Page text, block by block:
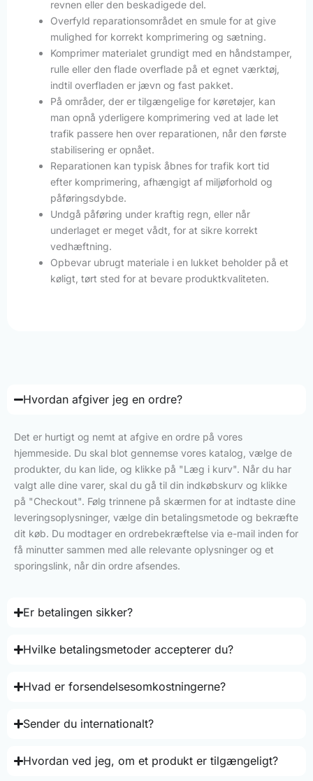
revnen eller den beskadigede del.
Overfyld reparationsområdet en smule for at give
mulighed for korrekt komprimering og sætning.
Komprimer materialet grundigt med en håndstamper,
rulle eller den flade overflade på et egnet værktøj,
indtil overfladen er jævn og fast pakket.
På områder, der er tilgængelige for køretøjer, kan
man opnå yderligere komprimering ved at lade let
trafik passere hen over reparationen, når den første
stabilisering er opnået.
Reparationen kan typisk åbnes for trafik kort tid
efter komprimering, afhængigt af miljøforhold og
påføringsdybde.
Undgå påføring under kraftig regn, eller når
underlaget er meget vådt, for at sikre korrekt
vedhæftning.
Opbevar ubrugt materiale i en lukket beholder på et
køligt, tørt sted for at bevare produktkvaliteten.
Hvordan afgiver jeg en ordre?
Det er hurtigt og nemt at afgive en ordre på vores
hjemmeside. Du skal blot gennemse vores katalog, vælge de
produkter, du kan lide, og klikke på "Læg i kurv". Når du har
valgt alle dine varer, skal du gå til din indkøbskurv og klikke
på "Checkout". Følg trinnene på skærmen for at indtaste dine
leveringsoplysninger, vælge din betalingsmetode og bekræfte
dit køb. Du modtager en ordrebekræftelse via e-mail inden for
få minutter sammen med alle relevante oplysninger og et
sporingslink, når din ordre afsendes.
Er betalingen sikker?
Hvilke betalingsmetoder accepterer du?
Hvad er forsendelsesomkostningerne?
Sender du internationalt?
Hvordan ved jeg, om et produkt er tilgængeligt?